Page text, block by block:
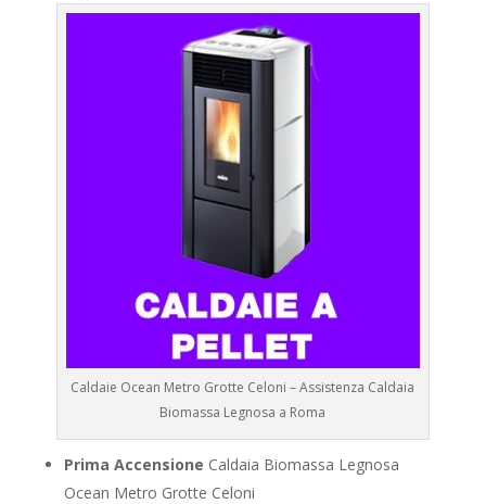
Caldaie Ocean Metro Grotte Celoni – Assistenza Caldaia
Biomassa Legnosa a Roma
Prima Accensione Caldaia Biomassa Legnosa
Ocean Metro Grotte Celoni